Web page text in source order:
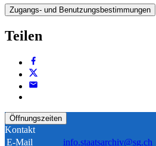
Zugangs- und Benutzungsbestimmungen
Teilen
Öffnungszeiten
Kontakt
E-Mail
info.staatsarchiv@sg.ch